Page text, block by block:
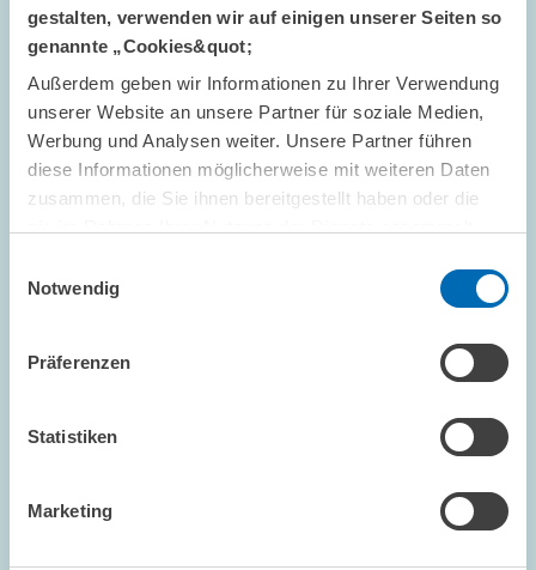
gestalten, verwenden wir auf einigen unserer Seiten so
genannte „Cookies&quot;
Außerdem geben wir Informationen zu Ihrer Verwendung
unserer Website an unsere Partner für soziale Medien,
Werbung und Analysen weiter. Unsere Partner führen
diese Informationen möglicherweise mit weiteren Daten
zusammen, die Sie ihnen bereitgestellt haben oder die
Notwendig
Präferenzen
Statistiken
Marketing
TERMINE UND NACHRICHTEN // 30.01.2025
Wissenschaftspreis „Zukunft der
Arbeitswelt“ vergeben // Volksbank Kurpfalz
Stiftung und ZEW Mannheim würdigen
Nachwuchswissenschaftlerinnen
ARBEITSMÄRKTE UND SOZIALVERSICHERUNGEN
vergrößerter